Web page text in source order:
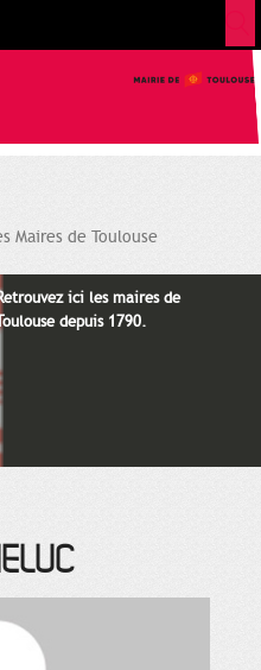
Maires de Toulouse
ici les maires de
depuis 1790.
cookies